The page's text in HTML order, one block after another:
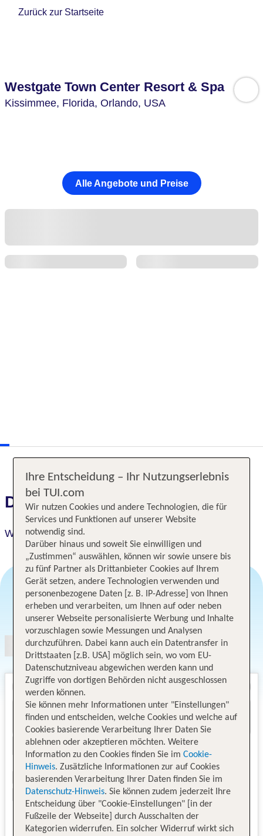
Zurück zur Startseite
Westgate Town Center Resort & Spa
Kissimmee, Florida, Orlando, USA
Alle Angebote und Preise
Das erwartet Sie
Westgate Town Center Resort & Spa
Angebotsauswahl
Ihre Entscheidung – Ihr Nutzungserlebnis
bei TUI.com
Wir nutzen Cookies und andere Technologien, die für
Services und Funktionen auf unserer Website
notwendig sind.
Darüber hinaus und soweit Sie einwilligen und
„Zustimmen“ auswählen, können wir sowie unsere bis
zu fünf Partner als Drittanbieter Cookies auf Ihrem
Gerät setzen, andere Technologien verwenden und
personenbezogene Daten [z. B. IP-Adresse] von Ihnen
erheben und verarbeiten, um Ihnen auf oder neben
unserer Webseite personalisierte Werbung und Inhalte
vorzuschlagen sowie Messungen und Analysen
durchzuführen. Dabei kann auch ein Datentransfer in
Drittstaaten [z.B. USA] möglich sein, wo vom EU-
Datenschutzniveau abgewichen werden kann und
Zugriffe von dortigen Behörden nicht ausgeschlossen
werden können.
Sie können mehr Informationen unter "Einstellungen"
finden und entscheiden, welche Cookies und welche auf
Cookies basierende Verarbeitung Ihrer Daten Sie
ablehnen oder akzeptieren möchten. Weitere
Information zu den Cookies finden Sie im Cookie-
Hinweis. Zusätzliche Informationen zur auf Cookies
basierenden Verarbeitung Ihrer Daten finden Sie im
Datenschutz-Hinweis. Sie können zudem jederzeit Ihre
Entscheidung über "Cookie-Einstellungen" [in der
Fußzeile der Webseite] durch Ausschalten der
Kategorien widerrufen. Ein solcher Widerruf wirkt sich